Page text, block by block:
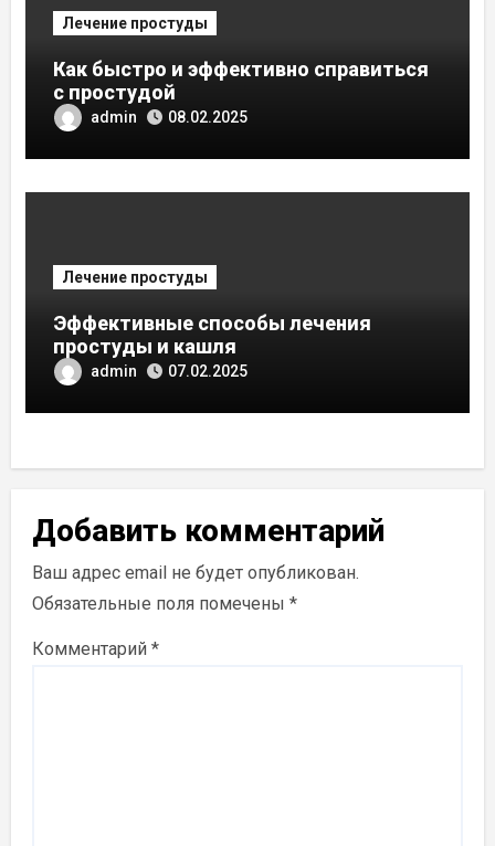
Лечение простуды
Как быстро и эффективно справиться
с простудой
admin 08.02.2025
Лечение простуды
Эффективные способы лечения
простуды и кашля
admin 07.02.2025
Добавить комментарий
Ваш адрес email не будет опубликован.
Обязательные поля помечены*
Комментарий*